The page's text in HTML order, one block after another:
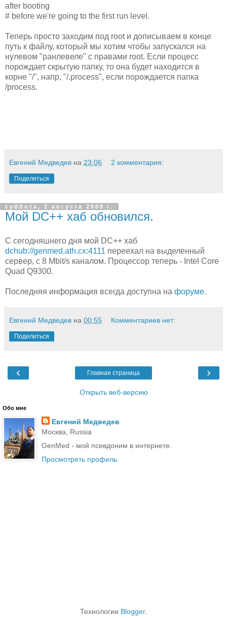
after booting
# before we're going to the first run level.
Теперь просто заходим под root и дописываем в конце
путь к файлу, который мы хотим чтобы запускался на
нулевом "ранлевеле" с правами root. Если процесс
порождает скрытую папку, то она будет находится в
корне "/", напр, "/.process", если порождается папка
/process.
Евгений Медведев на 23:06 2 комментария:
Поделиться
суббота, 2 августа 2008 г.
Мой DC++ хаб обновился.
С сегодняшнего дня мой DC++ хаб
dchub://genmed.ath.cx:4111 переехал на выделенный
сервер, с 8 Mbit/s каналом. Процессор теперь - Intel Core
Quad Q9300.
Последняя информация всегда доступна на форуме.
Евгений Медведев на 00:55 Комментариев нет:
Поделиться
‹ ›
Главная страница
Открыть веб-версию
Обо мне
Евгений Медведев
Москва, Russia
GenMed - мой псевдоним в интернете.
Просмотреть профиль
Технологии Blogger.